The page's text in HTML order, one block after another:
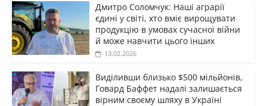
Дмитро Соломчук: Наші аграрії
єдині у світі, хто вміє вирощувати
продукцію в умовах сучасної війни
й може навчити цього інших
13.02.2026
Виділивши близько $500 мільйонів,
Говард Баффет надалі залишається
вірним своєму шляху в Україні